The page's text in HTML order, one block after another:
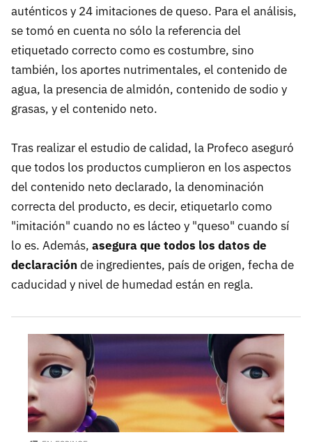
auténticos y 24 imitaciones de queso. Para el análisis,
se tomó en cuenta no sólo la referencia del
etiquetado correcto como es costumbre, sino
también, los aportes nutrimentales, el contenido de
agua, la presencia de almidón, contenido de sodio y
grasas, y el contenido neto.
Tras realizar el estudio de calidad, la Profeco aseguró
que todos los productos cumplieron en los aspectos
del contenido neto declarado, la denominación
correcta del producto, es decir, etiquetarlo como
"imitación" cuando no es lácteo y "queso" cuando sí
lo es. Además, asegura que todos los datos de
declaración de ingredientes, país de origen, fecha de
caducidad y nivel de humedad están en regla.